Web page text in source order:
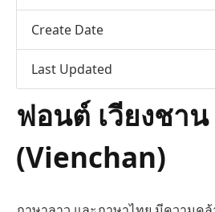
Create Date
Last Updated
ฟอนต์ เวียงชาน
(Vienchan)